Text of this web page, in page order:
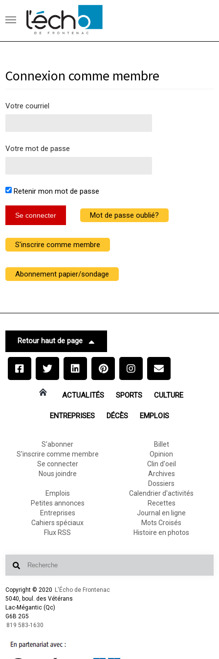
Connexion comme membre
Votre courriel
Votre mot de passe
Retenir mon mot de passe
Se connecter Mot de passe oublié?
S'inscrire comme membre
Abonnement papier/sondage
Retour haut de page
ACTUALITÉS SPORTS CULTURE
ENTREPRISES DÉCÈS EMPLOIS
S'abonner
S'inscrire comme membre
Se connecter
Nous joindre
Billet
Opinion
Clin d'oeil
Archives
Dossiers
Emplois
Petites annonces
Entreprises
Cahiers spéciaux
Flux RSS
Calendrier d'activités
Recettes
Journal en ligne
Mots Croisés
Histoire en photos
Copyright © 2020 L'Écho de Frontenac
5040, boul. des Vétérans
Lac-Mégantic (Qc)
G6B 2G5
819 583-1630